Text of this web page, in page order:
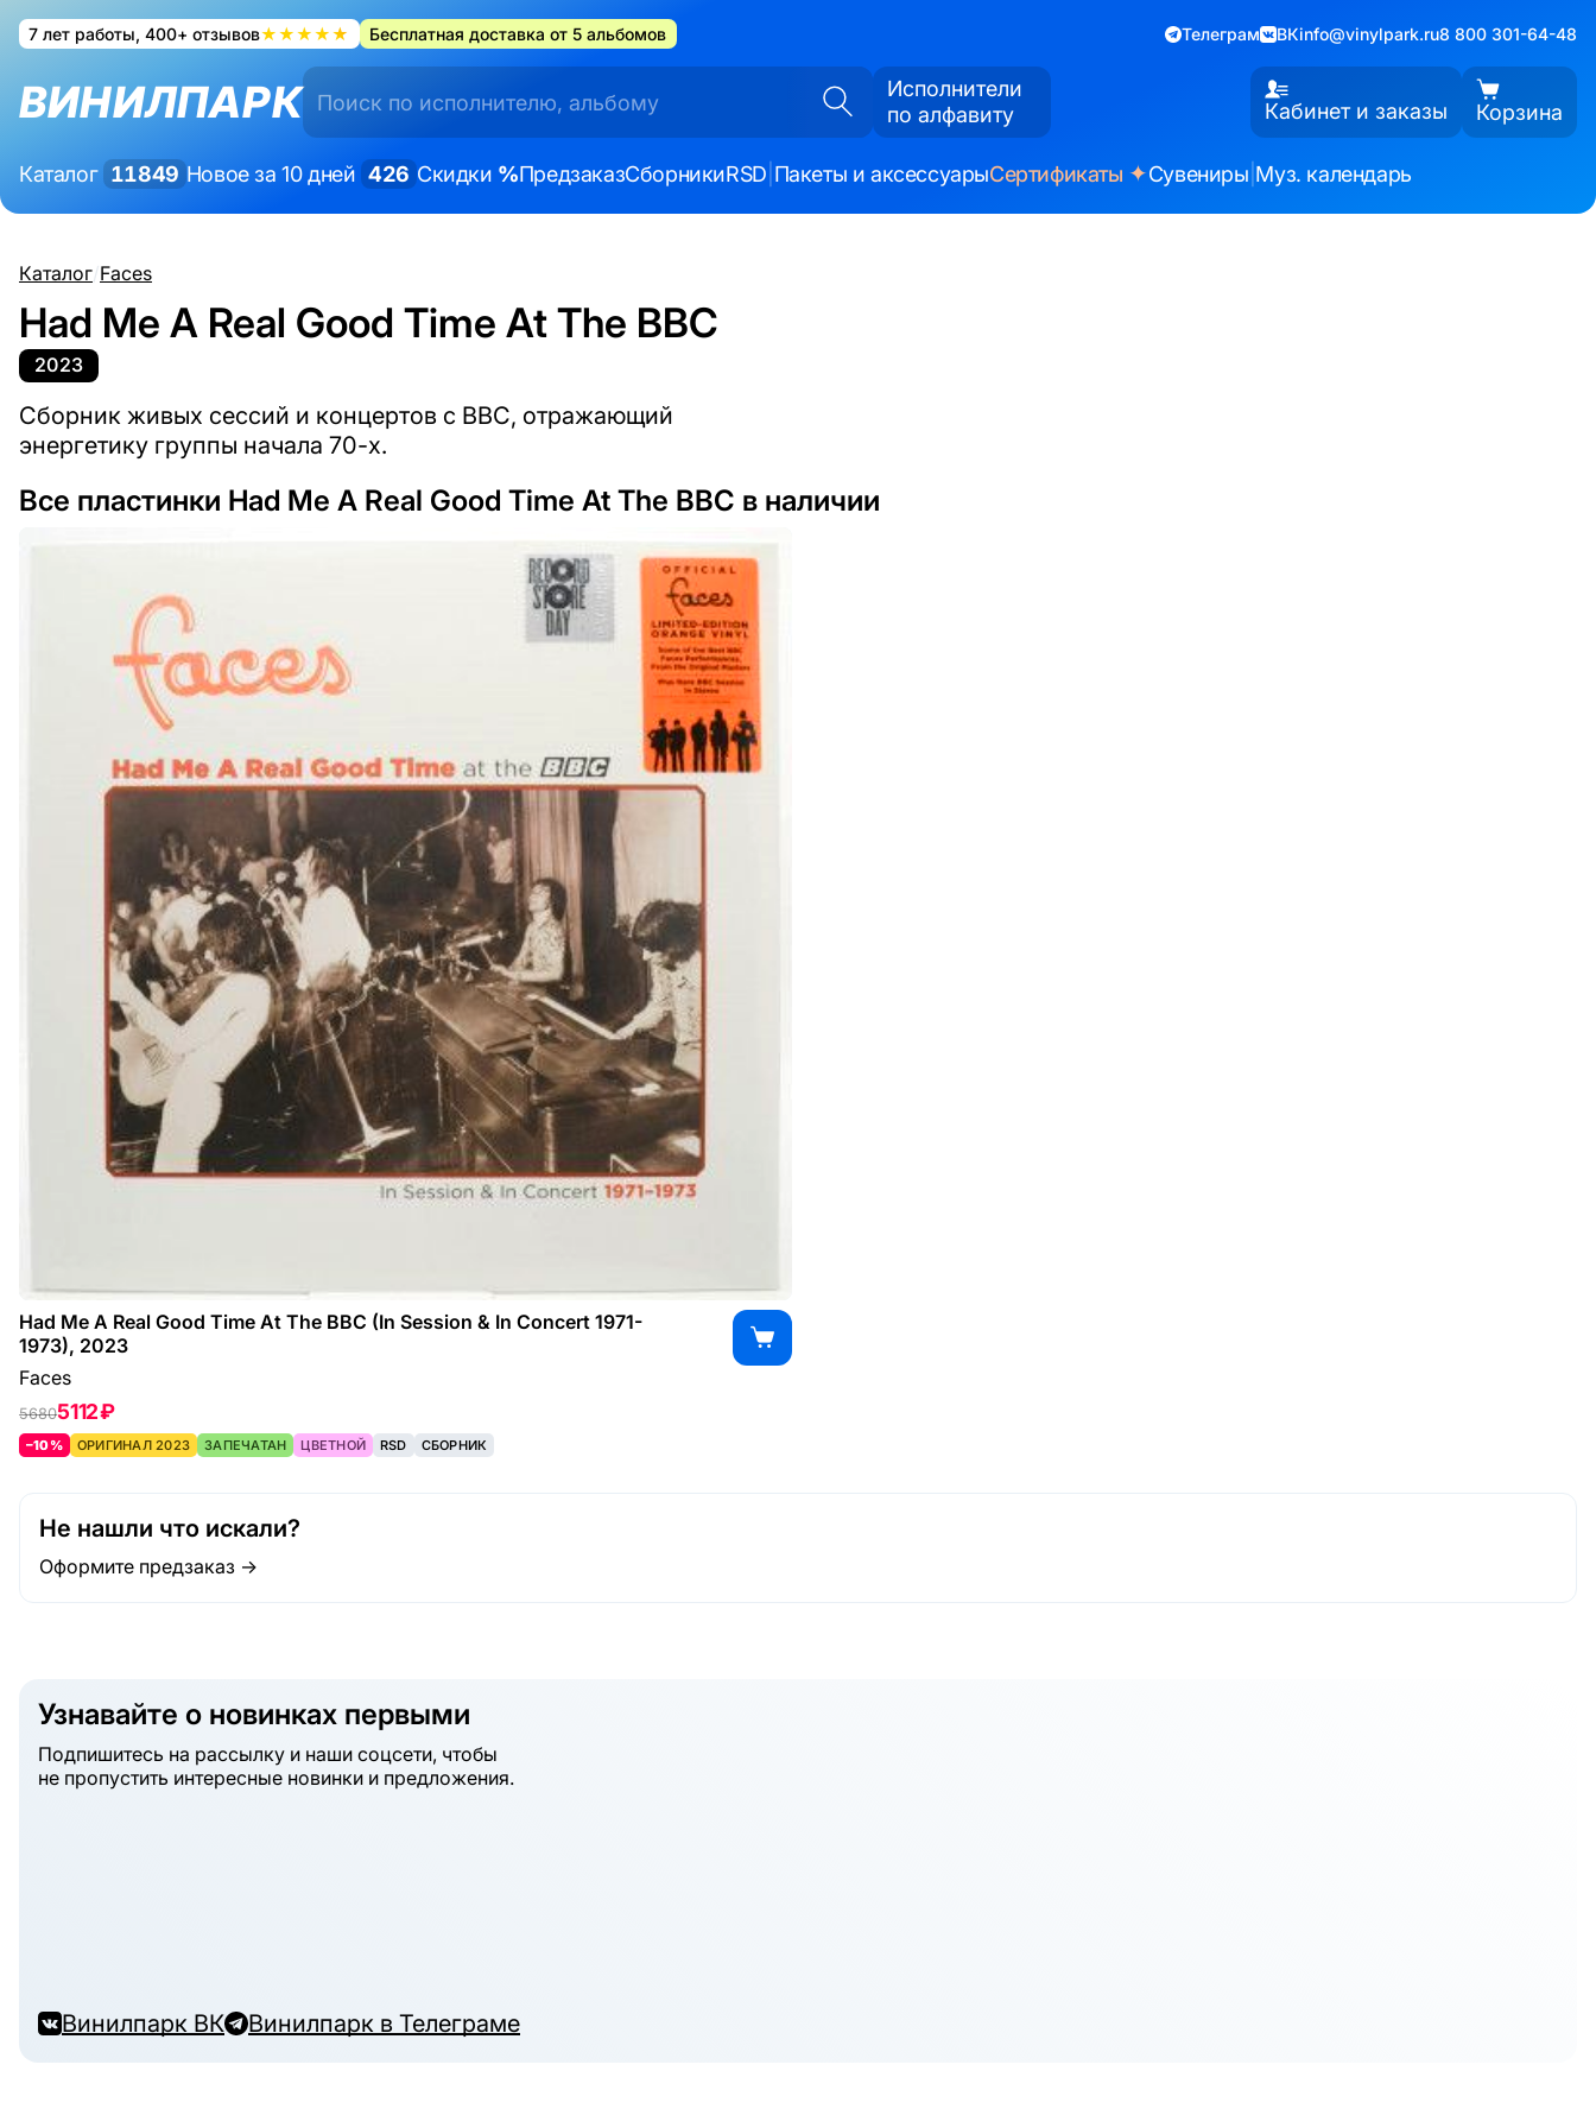
7 лет работы, 400+ отзывов★★★★★ Бесплатная доставка от 5 альбомов Телеграм ВКinfo@vinylpark.ru8 800 301-64-48
ВИНИЛПАРК
Исполнители
по алфавиту
Кабинет и заказы Корзина
Каталог 11849 Новое за 10 дней 426 Скидки %ПредзаказСборникиRSD Пакеты и аксессуарыСертификаты ✦Сувениры Муз. календарь
Каталог/Faces
Had Me A Real Good Time At The BBC
2023
Сборник живых сессий и концертов с BBC, отражающий
энергетику группы начала 70-х.
Все пластинки Had Me A Real Good Time At The BBC в наличии
Had Me A Real Good Time At The BBC (In Session & In Concert 1971-
1973), 2023
Faces
56805112 ₽
–10% ОРИГИНАЛ 2023 ЗАПЕЧАТАН ЦВЕТНОЙ RSD СБОРНИК
Не нашли что искали?
Оформите предзаказ →
Узнавайте о новинках первыми
Подпишитесь на рассылку и наши соцсети, чтобы
не пропустить интересные новинки и предложения.
Винилпарк ВК Винилпарк в Телеграме